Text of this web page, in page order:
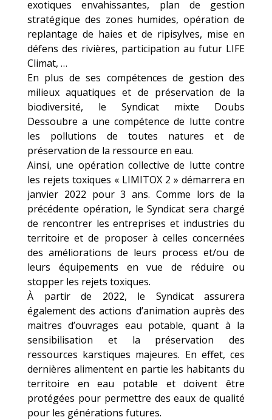
exotiques envahissantes, plan de gestion
stratégique des zones humides, opération de
replantage de haies et de ripisylves, mise en
défens des rivières, participation au futur LIFE
Climat, …
En plus de ses compétences de gestion des
milieux aquatiques et de préservation de la
biodiversité, le Syndicat mixte Doubs
Dessoubre a une compétence de lutte contre
les pollutions de toutes natures et de
préservation de la ressource en eau.
Ainsi, une opération collective de lutte contre
les rejets toxiques « LIMITOX 2 » démarrera en
janvier 2022 pour 3 ans. Comme lors de la
précédente opération, le Syndicat sera chargé
de rencontrer les entreprises et industries du
territoire et de proposer à celles concernées
des améliorations de leurs process et/ou de
leurs équipements en vue de réduire ou
stopper les rejets toxiques.
À partir de 2022, le Syndicat assurera
également des actions d’animation auprès des
maitres d’ouvrages eau potable, quant à la
sensibilisation et la préservation des
ressources karstiques majeures. En effet, ces
dernières alimentent en partie les habitants du
territoire en eau potable et doivent être
protégées pour permettre des eaux de qualité
pour les générations futures.